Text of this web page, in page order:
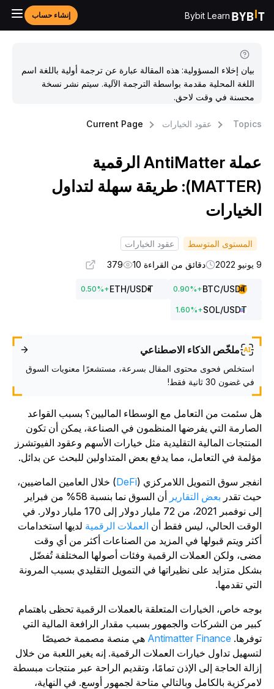
Bybit Learn إنشاء حساب
بيان إخلاء المسؤولية: هذه المقالة عبارة عن ترجمة أولية باللغة اسم
اللغة المحلية مقدمة بواسطة الترجمة الآلية. سيتم نشر نسخة
محسنة في وقت لاحق.
عقود الخيارات Current Page
عملة AntiMatter الرقمية
(MATTER): طريقة سهلة لتداول
المستوى المتوسط
عقود الخيارات
دقائق من القراءة 10 379
BTC/USDT
+
0.90%
ETH/USDT
+
0.50%
SOL/USDT
+
1.60%
ملخّص الذكاء الاصطناعي
استخلص فحوى محتوى المقال بسرعة، مستشعرًا معنويات السوق
في غضون 30 ثانية فقط!
سئمت من التعامل مع الوسطاء الماليين؟ بسبب القواعد
التي يفرضها المنظمون في الصناعة، يمكن أن تكون
المالية التقليدية مثل خيارات الأسهم وعقود الفيوتشرز
في التعامل، مما يدفع بعض المتداولين للبحث عن بدائل.
سوق التمويل اللامركزي ( DeFi) خلال العامين الماضيين،
تقدربعض التقارير
أن السوق نما بنسبة 58% من فبراير
إلى نوفمبر 2021، من 72 مليار دولار إلى 170 مليار دولار. في
الحالي، ليس فقط أن العملات الرقميةلديها استخدامات
ويتم قبولها في المزيد من الصناعات أكثر من أي وقت
ولكن العملات الرقمية وفئات أصولها المختلفة تُفضّل
متزايد على نظيراتها في التمويل التقليدي بسبب المرونة
تقدمها.
خاص، الخيارات المتعلقة بالعملات الرقمية تحظى باهتمام
من الشركات والجمهور بسبب مقدار الرافعة المالية التي
Antimatter Financeهي منصة مصممة خصيصًا
تداول خيارات العملات الرقمية. إنه يغير اللعبة من خلال
الحاجة إلى الإذن تمامًا، وتقديم الراحة عبر منتجات مبسطة
بالكامل وبالتالي متاحة لجمهور أوسع. في النهاية،